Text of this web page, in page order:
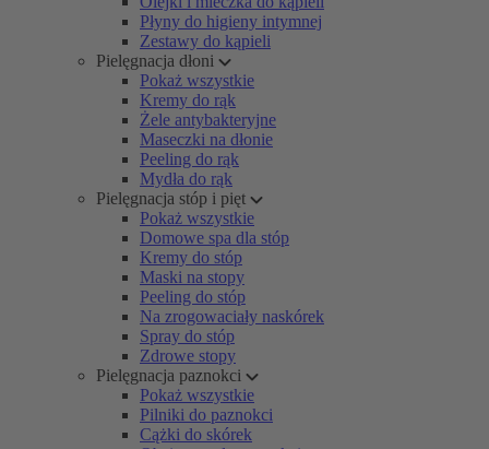
Płyny do higieny intymnej
Zestawy do kąpieli
Pielęgnacja dłoni
Pokaż wszystkie
Kremy do rąk
Żele antybakteryjne
Maseczki na dłonie
Peeling do rąk
Mydła do rąk
Pielęgnacja stóp i pięt
Pokaż wszystkie
Domowe spa dla stóp
Kremy do stóp
Maski na stopy
Peeling do stóp
Na zrogowaciały naskórek
Spray do stóp
Zdrowe stopy
Pielęgnacja paznokci
Pokaż wszystkie
Pilniki do paznokci
Cążki do skórek